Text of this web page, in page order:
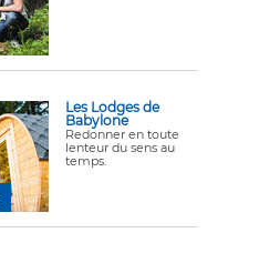
Les Lodges de
Babylone
Redonner en toute
lenteur du sens au
temps.